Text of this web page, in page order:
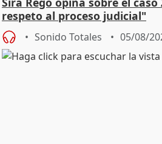
respeto al proceso judicial"
Sonido Totales 05/08/